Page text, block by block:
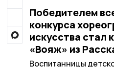
Победителем
конкурса
искусства стал
«Вояж» из
Воспитанницы